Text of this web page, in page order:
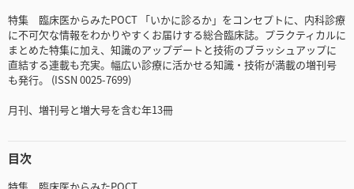
特集 臨床医からみたPOCT 「いかに診るか」をコンセプトに、内科診療
に不可欠な情報をわかりやすくお届けする総合臨床誌。プラクティカルに
まとめた特集に加え、知識のアップデートと技術のブラッシュアップに
直結する連載も充実。幅広い診療に活かせる知識・技術が満載の増刊号
も発行。 (ISSN 0025-7699)
月刊、増刊号と増大号を含む年13冊
目次